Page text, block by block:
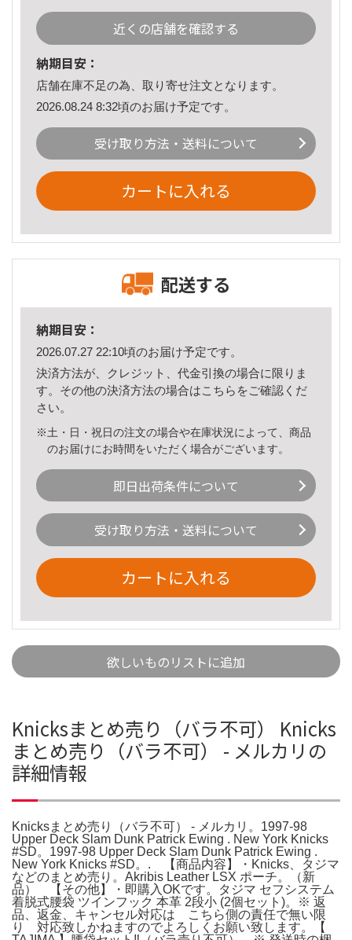
近くの店舗を確認する
納期目安：
店舗在庫不足の為、取り寄せ注文となります。
2026.08.24 8:32頃のお届け予定です。
受け取り方法・送料について
カートに入れる
配送する
納期目安：
2026.07.27 22:10頃のお届け予定です。
決済方法が、クレジット、代金引換の場合に限りま
す。その他の決済方法の場合はこちら をご確認くだ
さい。
※土・日・祝日の注文の場合や在庫状況によって、商品
のお届けにお時間をいただく場合がございます。
即日出荷条件について
受け取り方法・送料について
カートに入れる
欲しいものリストに追加
Knicksまとめ売り（バラ不可） Knicks
まとめ売り（バラ不可） - メルカリの
詳細情報
Knicksまとめ売り（バラ不可） - メルカリ。1997-98
Upper Deck Slam Dunk Patrick Ewing . New York Knicks
#SD。1997-98 Upper Deck Slam Dunk Patrick Ewing .
New York Knicks #SD。. 【商品内容】・Knicks、タジマ
などのまとめ売り。Akribis Leather LSX ポーチ。（新
品） 【その他】・即購入OKです。タジマ セフシステム
着脱式腰袋 ツインフック 本革 2段小 (2個セット)。※ 返
品、返金、キャンセル対応は こちら側の責任で無い限
り 対応致しかねますのでよろしくお願い致します。【